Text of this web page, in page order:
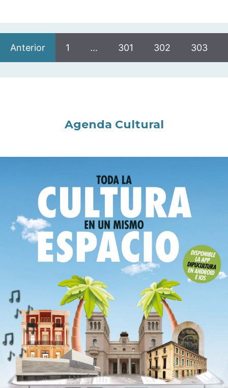
Anterior 1 … 301 302 303
Agenda Cultural